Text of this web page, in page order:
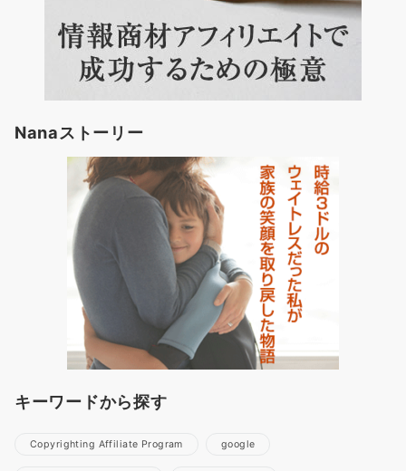
Nanaストーリー
キーワードから探す
Copyrighting Affiliate Program google